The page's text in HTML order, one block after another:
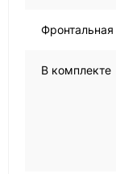
В комплекте